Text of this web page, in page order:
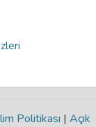
Politikası | Açık